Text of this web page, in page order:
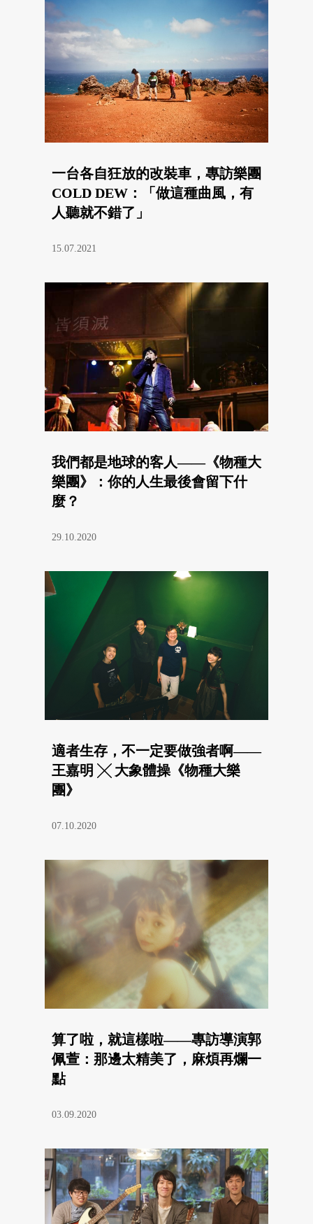
一台各自狂放的改裝車，專訪樂團
COLD DEW：「做這種曲風，有
人聽就不錯了」
15.07.2021
我們都是地球的客人——《物種大
樂團》：你的人生最後會留下什
麼？
29.10.2020
適者生存，不一定要做強者啊——
王嘉明 ╳ 大象體操《物種大樂
團》
07.10.2020
算了啦，就這樣啦——專訪導演郭
佩萱：那邊太精美了，麻煩再爛一
點
03.09.2020